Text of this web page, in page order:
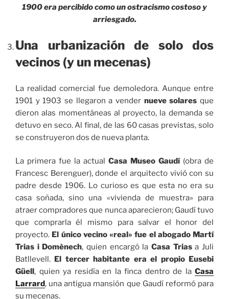
1900 era percibido como un ostracismo costoso y
arriesgado.
Una urbanización de solo dos
vecinos (y un mecenas)
La realidad comercial fue demoledora. Aunque entre
1901 y 1903 se llegaron a vender nueve solares que
dieron alas momentáneas al proyecto, la demanda se
detuvo en seco. Al final, de las 60 casas previstas, solo
se construyeron dos de nueva planta.
La primera fue la actual Casa Museo Gaudí (obra de
Francesc Berenguer), donde el arquitecto vivió con su
padre desde 1906. Lo curioso es que esta no era su
casa soñada, sino una «vivienda de muestra» para
atraer compradores que nunca aparecieron; Gaudí tuvo
que comprarla él mismo para salvar el honor del
proyecto. El único vecino «real» fue el abogado Martí
Trias i Domènech, quien encargó laCasa Triasa Juli
Batllevell. El tercer habitante era el propio Eusebi
Güell, quien ya residía en la finca dentro de la Casa
Larrard, una antigua mansión que Gaudí reformó para
su mecenas.